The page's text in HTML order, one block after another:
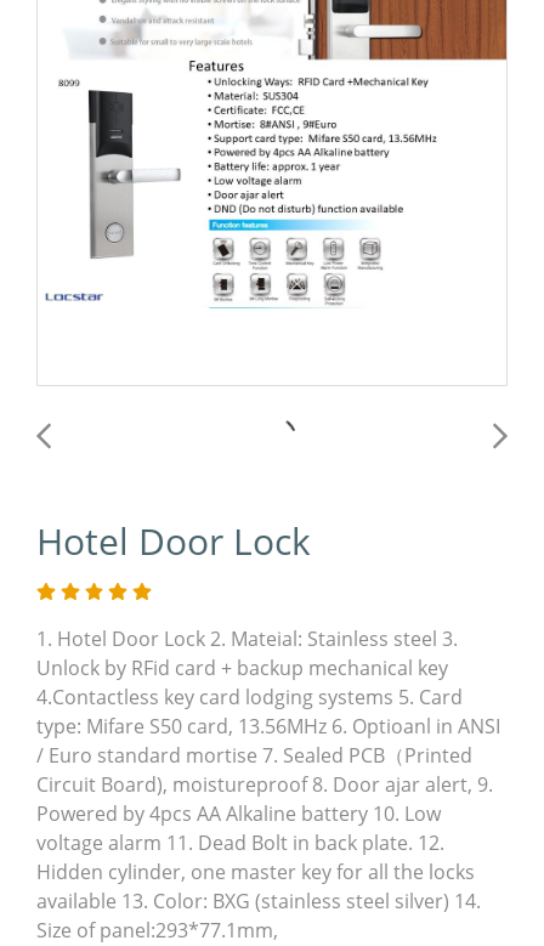
Hotel Door Lock
1. Hotel Door Lock 2. Mateial: Stainless steel 3.
Unlock by RFid card + backup mechanical key
4.Contactless key card lodging systems 5. Card
type: Mifare S50 card, 13.56MHz 6. Optioanl in ANSI
/ Euro standard mortise 7. Sealed PCB（Printed
Circuit Board), moistureproof 8. Door ajar alert, 9.
Powered by 4pcs AA Alkaline battery 10. Low
voltage alarm 11. Dead Bolt in back plate. 12.
Hidden cylinder, one master key for all the locks
available 13. Color: BXG (stainless steel silver) 14.
Size of panel:293*77.1mm,